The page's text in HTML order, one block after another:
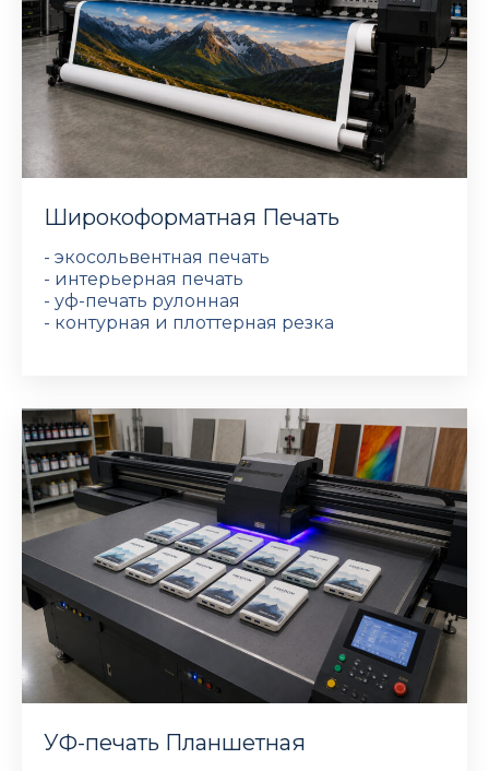
Широкоформатная Печать
- экосольвентная печать
- интерьерная печать
- уф-печать рулонная
- контурная и плоттерная резка
УФ-печать Планшетная